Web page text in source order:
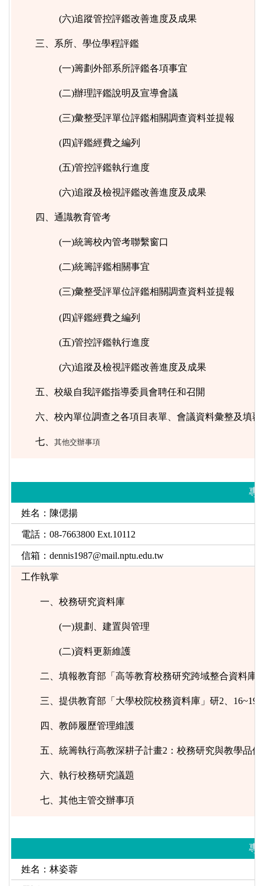
(六)追蹤管控評鑑改善進度及成果
三、系所、學位學程評鑑
(一)籌劃外部系所評鑑各項事宜
(二)辦理評鑑說明及宣導會議
(三)彙整受評單位評鑑相關調查資料並提報
(四)評鑑經費之編列
(五)管控評鑑執行進度
(六)追蹤及檢視評鑑改善進度及成果
四、通識教育管考
(一)統籌校內管考聯繫窗口
(二)統籌評鑑相關事宜
(三)彙整受評單位評鑑相關調查資料並提報
(四)評鑑經費之編列
(五)管控評鑑執行進度
(六)追蹤及檢視評鑑改善進度及成果
五、校級自我評鑑指導委員會聘任和召開
六、校內單位調查之各項目表單、會議資料彙整及填覆
七、 其他交辦事項
專
姓名：陳偲揚
電話：08-7663800 Ext.10112
信箱： dennis1987@mail.nptu.edu.tw
工作執掌
一、校務研究資料庫
(一)規劃、建置與管理
(二)資料更新維護
二、填報教育部「高等教育校務研究跨域整合資料庫
三、提供教育部「大學校院校務資料庫」研2、16~19
四、教師履歷管理維護
五、統籌執行高教深耕子計畫2：校務研究與教學品
六、執行校務研究議題
七、其他主管交辦事項
專
姓名：林姿蓉